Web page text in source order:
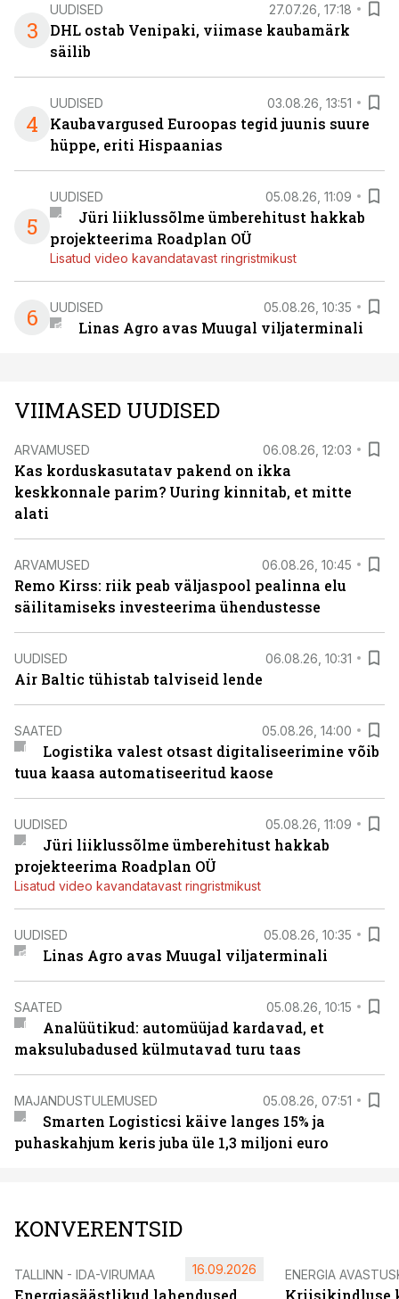
3
UUDISED 27.07.26, 17:18
DHL ostab Venipaki, viimase kaubamärk
säilib
4
UUDISED 03.08.26, 13:51
Kaubavargused Euroopas tegid juunis suure
hüppe, eriti Hispaanias
5
UUDISED 05.08.26, 11:09
Jüri liiklussõlme ümberehitust hakkab
projekteerima Roadplan OÜ
Lisatud video kavandatavast ringristmikust
6 UUDISED 05.08.26, 10:35
Linas Agro avas Muugal viljaterminali
VIIMASED UUDISED
ARVAMUSED 06.08.26, 12:03
Kas korduskasutatav pakend on ikka
keskkonnale parim? Uuring kinnitab, et mitte
alati
ARVAMUSED 06.08.26, 10:45
Remo Kirss: riik peab väljaspool pealinna elu
säilitamiseks investeerima ühendustesse
UUDISED 06.08.26, 10:31
Air Baltic tühistab talviseid lende
SAATED 05.08.26, 14:00
Logistika valest otsast digitaliseerimine võib
tuua kaasa automatiseeritud kaose
UUDISED 05.08.26, 11:09
Jüri liiklussõlme ümberehitust hakkab
projekteerima Roadplan OÜ
Lisatud video kavandatavast ringristmikust
UUDISED 05.08.26, 10:35
Linas Agro avas Muugal viljaterminali
SAATED 05.08.26, 10:15
Analüütikud: automüüjad kardavad, et
maksulubadused külmutavad turu taas
MAJANDUSTULEMUSED 05.08.26, 07:51
Smarten Logisticsi käive langes 15% ja
puhaskahjum keris juba üle 1,3 miljoni euro
KONVERENTSID
TALLINN - IDA-VIRUMAA
Energiasäästlikud lahendused
16.09.2026 ENERGIA
Kriisikindluse